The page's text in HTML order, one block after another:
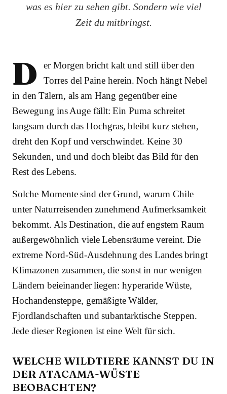
was es hier zu sehen gibt. Sondern wie viel
Zeit du mitbringst.
D
er Morgen bricht kalt und still über den
Torres del Paine herein. Noch hängt Nebel
in den Tälern, als am Hang gegenüber eine
Bewegung ins Auge fällt: Ein Puma schreitet
langsam durch das Hochgras, bleibt kurz stehen,
dreht den Kopf und verschwindet. Keine 30
Sekunden, und und doch bleibt das Bild für den
Rest des Lebens.
Solche Momente sind der Grund, warum Chile
unter Naturreisenden zunehmend Aufmerksamkeit
bekommt. Als Destination, die auf engstem Raum
außergewöhnlich viele Lebensräume vereint. Die
extreme Nord-Süd-Ausdehnung des Landes bringt
Klimazonen zusammen, die sonst in nur wenigen
Ländern beieinander liegen: hyperaride Wüste,
Hochandensteppe, gemäßigte Wälder,
Fjordlandschaften und subantarktische Steppen.
Jede dieser Regionen ist eine Welt für sich.
WELCHE WILDTIERE KANNST DU IN
DER ATACAMA-WÜSTE
BEOBACHTEN?